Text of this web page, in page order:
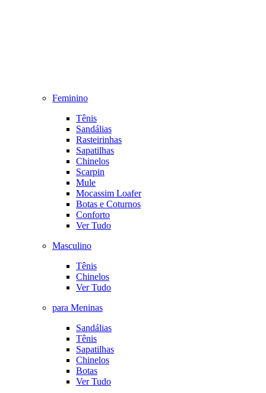
Feminino
Tênis
Sandálias
Rasteirinhas
Sapatilhas
Chinelos
Scarpin
Mule
Mocassim Loafer
Botas e Coturnos
Conforto
Ver Tudo
Masculino
Tênis
Chinelos
Ver Tudo
para Meninas
Sandálias
Tênis
Sapatilhas
Chinelos
Botas
Ver Tudo